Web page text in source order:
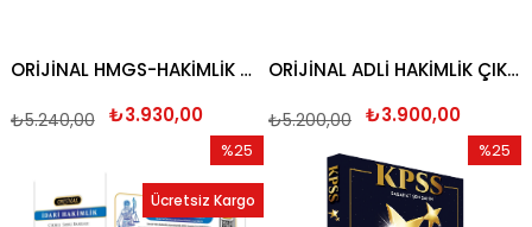
ORİJİNAL HMGS-HAKİMLİK ÇIKMIŞ SORU BANKASI 2026
₺3.930,00
₺5.240,00
ORİJİNAL ADLİ HAKİMLİK ÇIKMIŞ SORU BANKASI SETİ 2026
₺3.900,00
₺5.200,00
%25
İndirim
%25İndirim
Ücretsiz Kargo
%25